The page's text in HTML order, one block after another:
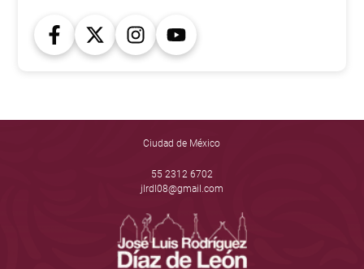
Ciudad de México
55 2312 6702
jlrdl08@gmail.com